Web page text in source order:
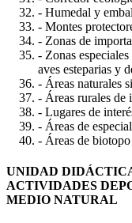
- Humedal y
- Montes
- Zonas de
- Zonas
aves esteparias y
- Áreas naturales
- Áreas rurales de
- Lugares de
- Áreas de
- Áreas de
UNIDAD
ACTIVIDADES
MEDIO NATURAL